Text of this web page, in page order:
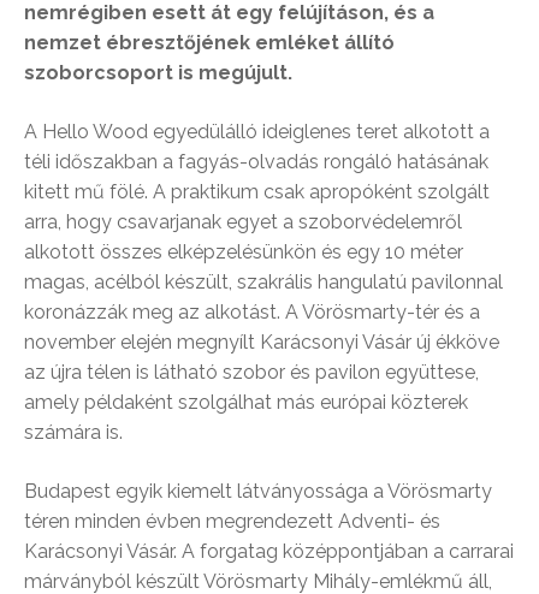
nemrégiben esett át egy felújításon, és a
nemzet ébresztőjének emléket állító
szoborcsoport is megújult.
A Hello Wood egyedülálló ideiglenes teret alkotott a
téli időszakban a fagyás-olvadás rongáló hatásának
kitett mű fölé. A praktikum csak apropóként szolgált
arra, hogy csavarjanak egyet a szoborvédelemről
alkotott összes elképzelésünkön és egy 10 méter
magas, acélból készült, szakrális hangulatú pavilonnal
koronázzák meg az alkotást. A Vörösmarty-tér és a
november elején megnyílt Karácsonyi Vásár új ékköve
az újra télen is látható szobor és pavilon együttese,
amely példaként szolgálhat más európai közterek
számára is.
Budapest egyik kiemelt látványossága a Vörösmarty
téren minden évben megrendezett Adventi- és
Karácsonyi Vásár. A forgatag középpontjában a carrarai
márványból készült Vörösmarty Mihály-emlékmű áll,